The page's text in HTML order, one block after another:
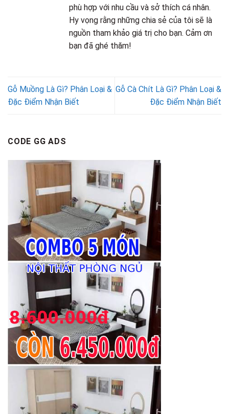
phù hợp với nhu cầu và sở thích cá nhân.
Hy vọng rằng những chia sẻ của tôi sẽ là
nguồn tham khảo giá trị cho bạn. Cảm ơn
bạn đã ghé thăm!
Gỗ Muồng Là Gì? Phân Loại &
Đặc Điểm Nhận Biết
Gỗ Cà Chít Là Gì? Phân Loại &
Đặc Điểm Nhận Biết
CODE GG ADS